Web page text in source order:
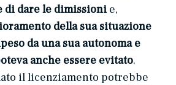
di dare le dimissioni e,
della sua situazione
da una sua autonoma e
anche essere evitato.
il licenziamento potrebbe